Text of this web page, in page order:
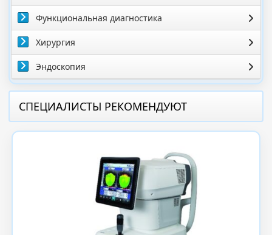
Функциональная диагностика
Хирургия
Эндоскопия
СПЕЦИАЛИСТЫ РЕКОМЕНДУЮТ